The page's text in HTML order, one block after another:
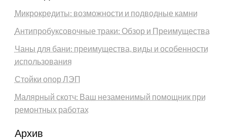
Микрокредиты: возможности и подводные камни
Антипробуксовочные траки: Обзор и Преимущества
Чаны для бани: преимущества, виды и особенности
использования
Стойки опор ЛЭП
Малярный скотч: Ваш незаменимый помощник при
ремонтных работах
Архив